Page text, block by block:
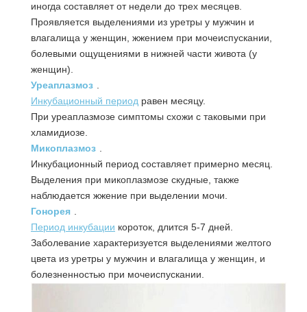
иногда составляет от недели до трех месяцев.
Проявляется выделениями из уретры у мужчин и
влагалища у женщин, жжением при мочеиспускании,
болевыми ощущениями в нижней части живота (у
женщин).
Уреаплазмоз .
Инкубационный период равен месяцу.
При уреаплазмозе симптомы схожи с таковыми при
хламидиозе.
Микоплазмоз .
Инкубационный период составляет примерно месяц.
Выделения при микоплазмозе скудные, также
наблюдается жжение при выделении мочи.
Гонорея .
Период инкубации короток, длится 5-7 дней.
Заболевание характеризуется выделениями желтого
цвета из уретры у мужчин и влагалища у женщин, и
болезненностью при мочеиспускании.